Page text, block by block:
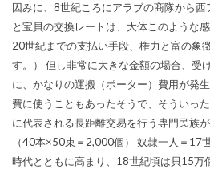
因みに、8世紀ころにアラブの商隊から西
と宝貝の交換レートは、大体このような
20世紀までの支払い手段、権力と富の象
す。） 但し非常に大きな金額の場合、受
に、かなりの運搬（ポーター）費用が発
費に使うこともあったそうで、そういっ
に代表される長距離交易を行う専門民族
（40本×50束＝2,000個） 奴隷一人＝
時代とともに高まり、18世紀頃は貝15